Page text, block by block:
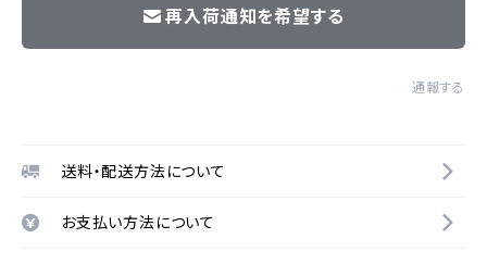
再入荷通知を希望する
通報する
送料・配送方法について
お支払い方法について